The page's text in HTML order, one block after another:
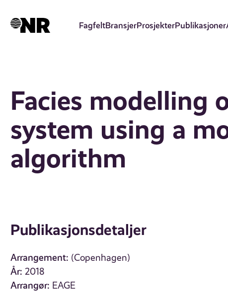
hovedinnhold
FagfeltBransjerProsjekterPublikasjoner
Facies modelling
system using a
algorithm
Publikasjonsdetaljer
Arrangement: (Copenhagen)
År: 2018
Arrangør: EAGE